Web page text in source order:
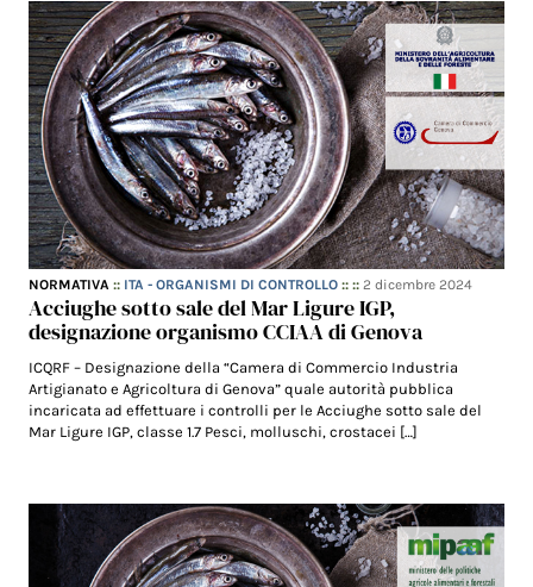
NORMATIVA :: ITA - ORGANISMI DI CONTROLLO :: ::2 dicembre 2024
Acciughe sotto sale del Mar Ligure IGP,
designazione organismo CCIAA di Genova
ICQRF – Designazione della “Camera di Commercio Industria
Artigianato e Agricoltura di Genova” quale autorità pubblica
incaricata ad effettuare i controlli per le Acciughe sotto sale del
Mar Ligure IGP, classe 1.7 Pesci, molluschi, crostacei […]